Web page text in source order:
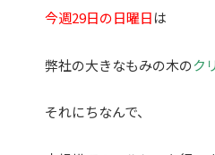
今週29日の日曜日は
弊社の大きなもみの木のク
それにちなんで、